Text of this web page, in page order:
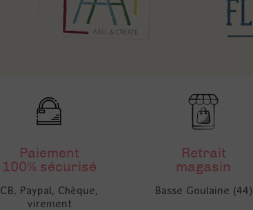
Paiement
100% sécurisé
CB, Paypal, Chèque,
virement
Retrait
magasin
Basse Goulaine (44)